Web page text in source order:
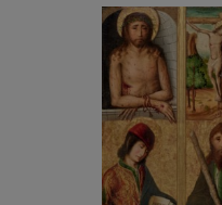
item_current_of_total_txt